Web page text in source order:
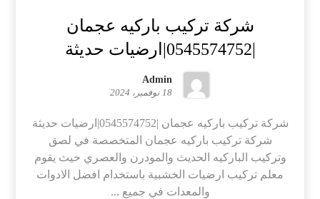
شركة تركيب باركيه عجمان
Admin
18 نوفمبر، 2024
شركة تركيب باركيه عجمان |0545574752|ارضيات حديثة
شركة تركيب باركيه عجمان المتخصصة في لصق
وتركيب الباركيه الحديث والمودرن والعصري حيث يقوم
معلم تركيب ارضيات الخشبية باستخدام افضل الادوات
والمعدات في جميع ...